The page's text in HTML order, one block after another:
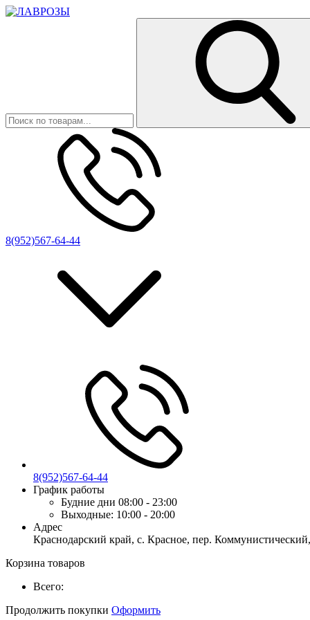
8(952)567-64-44
8(952)567-64-44
График работы
Будние дни 08:00 - 23:00
Выходные: 10:00 - 20:00
Адрес
Краснодарский край, с. Красное, пер.
Корзина товаров
Всего:
Продолжить покупки Оформить